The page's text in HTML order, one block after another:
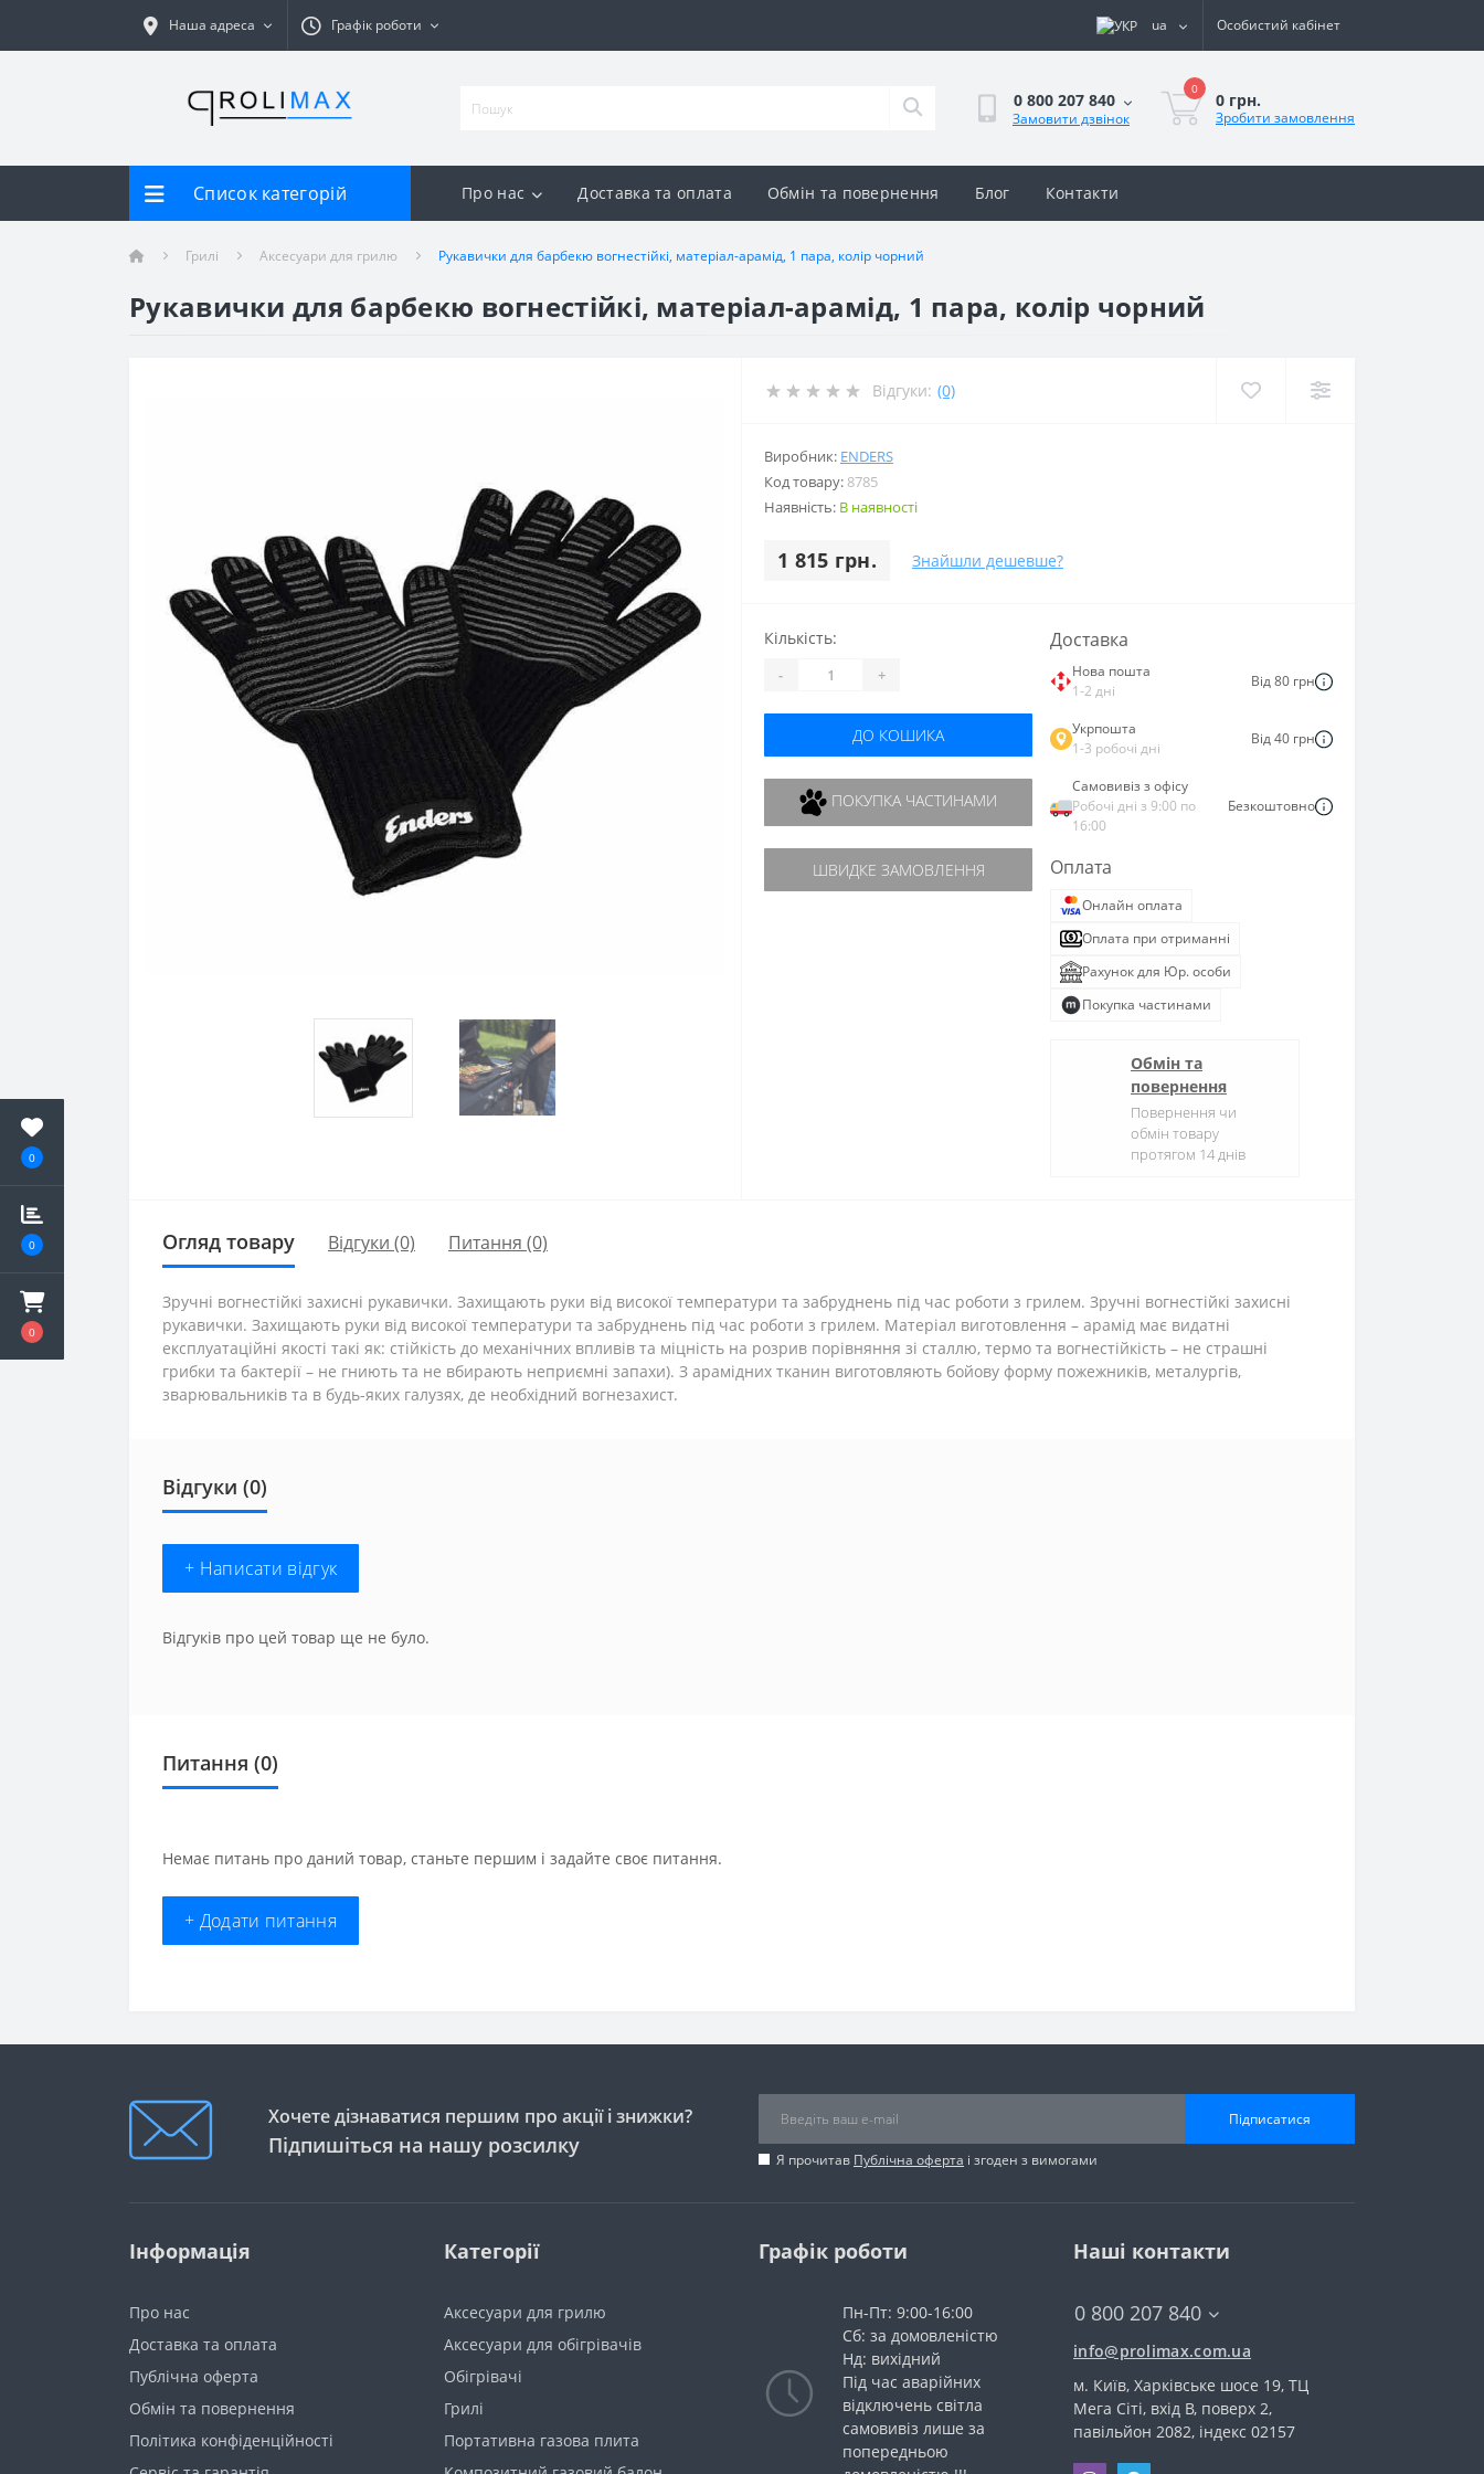
0
0
0
Наша адреса Графік роботи ua Особистий кабінет
0 800 207 840
Замовити дзвінок
0
0 грн.
Зробити замовлення
Список категорій Про нас Доставка та оплата Обмін та повернення Блог Контакти
Грилі Аксесуари для грилю Рукавички для барбекю вогнестійкі, матеріал-арамід, 1 пара, колір чорний
Рукавички для барбекю вогнестійкі, матеріал-арамід, 1 пара, колір чорний
Відгуки: (0)
Виробник: ENDERS
Код товару: 8785
Наявність: В наявності
1 815 грн. Знайшли дешевше?
Кількість:
- +
ДО КОШИКА
ПОКУПКА ЧАСТИНАМИ
ШВИДКЕ ЗАМОВЛЕННЯ
Доставка
Нова пошта
1-2 дні
Від 80 грн
Укрпошта
1-3 робочі дні
Від 40 грн
Самовивіз з офісу
Робочі дні з 9:00 по
16:00
Безкоштовно
Оплата
Онлайн оплата
Оплата при отриманні
Рахунок для Юр. особи
Покупка частинами
Обмін та
повернення
Повернення чи
обмін товару
протягом 14 днів
Огляд товару Відгуки (0) Питання (0)
Зручні вогнестійкі захисні рукавички. Захищають руки від високої температури та забруднень під час роботи з грилем. Зручні вогнестійкі захисні
рукавички. Захищають руки від високої температури та забруднень під час роботи з грилем. Матеріал виготовлення – арамід має видатні
експлуатаційні якості такі як: стійкість до механічних впливів та міцність на розрив порівняння зі сталлю, термо та вогнестійкість – не страшні
грибки та бактерії – не гниють та не вбирають неприємні запахи). З арамідних тканин виготовляють бойову форму пожежників, металургів,
зварювальників та в будь-яких галузях, де необхідний вогнезахист.
Відгуки (0)
+ Написати відгук
Відгуків про цей товар ще не було.
Питання (0)
Немає питань про даний товар, станьте першим і задайте своє питання.
+ Додати питання
Хочете дізнаватися першим про акції і знижки?
Підпишіться на нашу розсилку
Підписатися
Я прочитав Публічна оферта і згоден з вимогами
Інформація
Про нас
Доставка та оплата
Публічна оферта
Обмін та повернення
Політика конфіденційності
Категорії
Аксесуари для грилю
Аксесуари для обігрівачів
Обігрівачі
Грилі
Портативна газова плита
Графік роботи
Пн-Пт: 9:00-16:00
Сб: за домовленістю
Нд: вихідний
Під час аварійних
відключень світла
самовивіз лише за
попередньою
Наші контакти
0 800 207 840
info@prolimax.com.ua
м. Київ, Харківське шосе 19, ТЦ
Мега Сіті, вхід В, поверх 2,
павільйон 2082, індекс 02157